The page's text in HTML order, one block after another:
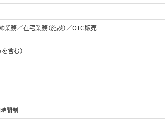
務／在宅業務（施設）／OTC販売
含む）
間制